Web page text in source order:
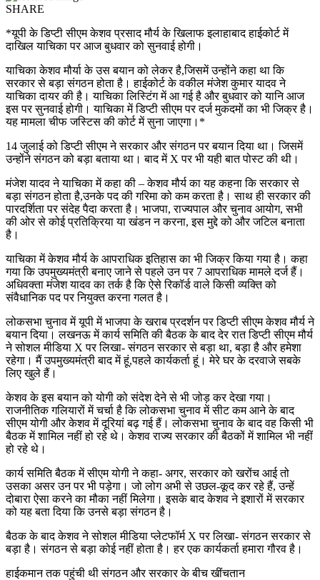
SHARE
*यूपी के डिप्टी सीएम केशव प्रसाद मौर्य के खिलाफ इलाहाबाद हाईकोर्ट में
दाखिल याचिका पर आज बुधवार को सुनवाई होगी।
याचिका केशव मौर्या के उस बयान को लेकर है,जिसमें उन्होंने कहा था कि
सरकार से बड़ा संगठन होता है। हाईकोर्ट के वकील मंजेश कुमार यादव ने
याचिका दायर की है। याचिका लिस्टिंग में आ गई है और बुधवार को यानि आज
इस पर सुनवाई होगी। याचिका में डिप्टी सीएम पर दर्ज मुकदमों का भी जिक्र है।
यह मामला चीफ जस्टिस की कोर्ट में सुना जाएगा।*
14 जुलाई को डिप्टी सीएम ने सरकार और संगठन पर बयान दिया था। जिसमें
उन्होंने संगठन को बड़ा बताया था। बाद में X पर भी यही बात पोस्ट की थी।
मंजेश यादव ने याचिका में कहा की – केशव मौर्य का यह कहना कि सरकार से
बड़ा संगठन होता है,उनके पद की गरिमा को कम करता है। साथ ही सरकार की
पारदर्शिता पर संदेह पैदा करता है। भाजपा, राज्यपाल और चुनाव आयोग, सभी
की ओर से कोई प्रतिक्रिया या खंडन न करना, इस मुद्दे को और जटिल बनाता
है।
याचिका में केशव मौर्य के आपराधिक इतिहास का भी जिक्र किया गया है। कहा
गया कि उपमुख्यमंत्री बनाए जाने से पहले उन पर 7 आपराधिक मामले दर्ज हैं।
अधिवक्ता मंजेश यादव का तर्क है कि ऐसे रिकॉर्ड वाले किसी व्यक्ति को
संवैधानिक पद पर नियुक्त करना गलत है।
लोकसभा चुनाव में यूपी में भाजपा के खराब प्रदर्शन पर डिप्टी सीएम केशव मौर्य ने
बयान दिया। लखनऊ में कार्य समिति की बैठक के बाद देर रात डिप्टी सीएम मौर्य
ने सोशल मीडिया X पर लिखा- संगठन सरकार से बड़ा था, बड़ा है और हमेशा
रहेगा। मैं उपमुख्यमंत्री बाद में हूं,पहले कार्यकर्ता हूं। मेरे घर के दरवाजे सबके
लिए खुले हैं।
केशव के इस बयान को योगी को संदेश देने से भी जोड़ कर देखा गया।
राजनीतिक गलियारों में चर्चा है कि लोकसभा चुनाव में सीट कम आने के बाद
सीएम योगी और केशव में दूरियां बढ़ गई हैं। लोकसभा चुनाव के बाद वह किसी भी
बैठक में शामिल नहीं हो रहे थे। केशव राज्य सरकार की बैठकों में शामिल भी नहीं
हो रहे थे।
कार्य समिति बैठक में सीएम योगी ने कहा- अगर, सरकार को खरोंच आई तो
उसका असर उन पर भी पड़ेगा। जो लोग अभी से उछल-कूद कर रहे हैं, उन्हें
दोबारा ऐसा करने का मौका नहीं मिलेगा। इसके बाद केशव ने इशारों में सरकार
को यह बता दिया कि उनसे बड़ा संगठन है।
बैठक के बाद केशव ने सोशल मीडिया प्लेटफॉर्म X पर लिखा- संगठन सरकार से
बड़ा है। संगठन से बड़ा कोई नहीं होता है। हर एक कार्यकर्ता हमारा गौरव है।
हाईकमान तक पहुंची थी संगठन और सरकार के बीच खींचतान